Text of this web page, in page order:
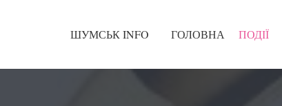
ШУМСЬК INFO ГОЛОВНА ПОДІЇ